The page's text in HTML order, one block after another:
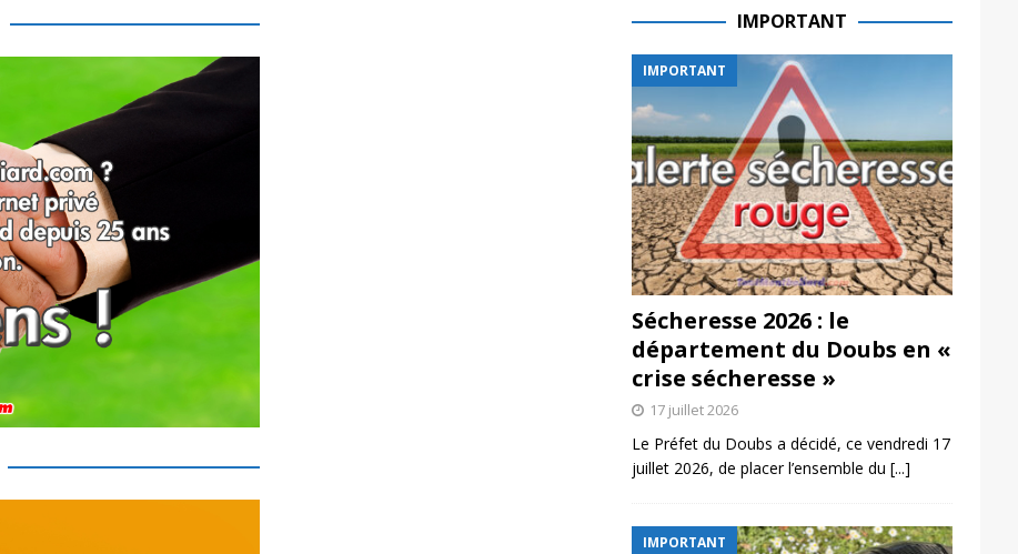
IMPORTANT
IMPORTANT
Sécheresse 2026 : le
département du Doubs en «
crise sécheresse »
17 juillet 2026
Le Préfet du Doubs a décidé, ce vendredi 17
juillet 2026, de placer l’ensemble du [...]
IMPORTANT